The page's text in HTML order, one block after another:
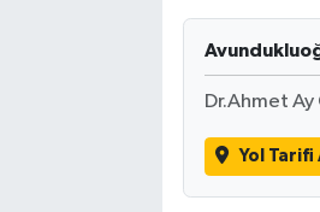
Dr.Ahmet Ay
Yol Tarifi